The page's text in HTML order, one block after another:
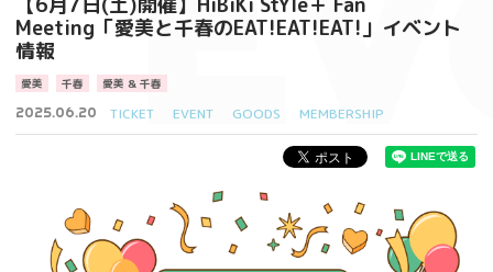
Meeting「愛美と千春のEAT!EAT!EAT!」イベント
情報
愛美 千春 愛美 & 千春
2025.06.20 TICKET EVENT GOODS MEMBERSHIP